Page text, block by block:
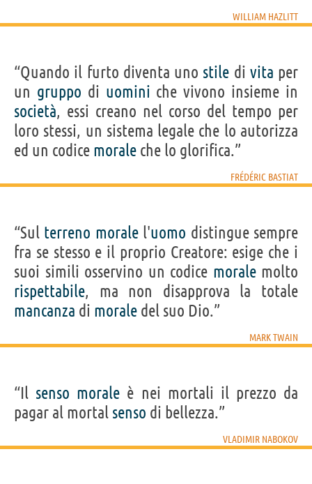
WILLIAM HAZLITT
“Quando il furto diventa uno stile di vita per
un gruppo di uomini che vivono insieme in
società, essi creano nel corso del tempo per
loro stessi, un sistema legale che lo autorizza
ed un codice morale che lo glorifica.”
FRÉDÉRIC BASTIAT
“Sul terreno moralel'uomo distingue sempre
fra se stesso e il proprio Creatore: esige che i
suoi simili osservino un codice moralemolto
rispettabile, ma non disapprova la totale
mancanza di morale del suo Dio.”
MARK TWAIN
“Il senso morale è nei mortali il prezzo da
pagar al mortal senso di bellezza.”
VLADIMIR NABOKOV